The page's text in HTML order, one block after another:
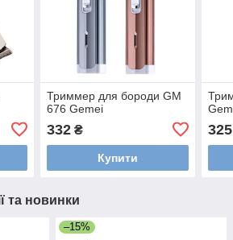
Триммер для бороди GM
676 Gemei
332₴
Купити
325
та новинки
–15%